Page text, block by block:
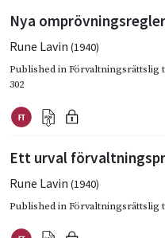
Nya
Rune Lavin (1940)
Published inFörvaltningsrättslig
302
Ett urval
Rune Lavin (1940)
Published inFörvaltningsrättslig